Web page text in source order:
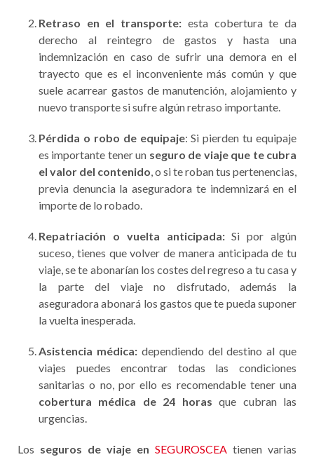
Retraso en el transporte: esta cobertura te da
derecho al reintegro de gastos y hasta una
indemnización en caso de sufrir una demora en el
trayecto que es el inconveniente más común y que
suele acarrear gastos de manutención, alojamiento y
nuevo transporte si sufre algún retraso importante.
Pérdida o robo de equipaje: Si pierden tu equipaje
es importante tener un seguro de viaje que te cubra
el valor del contenido, o si te roban tus pertenencias,
previa denuncia la aseguradora te indemnizará en el
importe de lo robado.
Repatriación o vuelta anticipada:Si por algún
suceso, tienes que volver de manera anticipada de tu
viaje, se te abonarían los costes del regreso a tu casa y
la parte del viaje no disfrutado, además la
aseguradora abonará los gastos que te pueda suponer
la vuelta inesperada.
Asistencia médica: dependiendo del destino al que
viajes puedes encontrar todas las condiciones
sanitarias o no, por ello es recomendable tener una
cobertura médica de 24 horas que cubran las
urgencias.
Los seguros de viaje en SEGUROSCEA tienen varias